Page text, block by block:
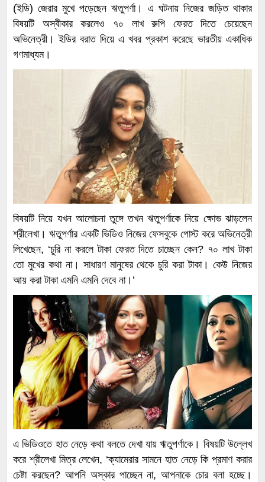
(ইডি) জেরার মুখে পড়েছেন ঋতুপর্ণা। এ ঘটনায় নিজের জড়িত থাকার
বিষয়টি অস্বীকার করলেও ৭০ লাখ রুপি ফেরত দিতে চেয়েছেন
অভিনেত্রী। ইডির বরাত দিয়ে এ খবর প্রকাশ করেছে ভারতীয় একাধিক
গণমাধ্যম।
বিষয়টি নিয়ে যখন আলোচনা তুঙ্গে তখন ঋতুপর্ণাকে নিয়ে ক্ষোভ ঝাড়লেন
শ্রীলেখা। ঋতুপর্ণার একটি ভিডিও নিজের ফেসবুকে পোস্ট করে অভিনেত্রী
লিখেছেন, ‘চুরি না করলে টাকা ফেরত দিতে চাচ্ছেন কেন? ৭০ লাখ টাকা
তো মুখের কথা না। সাধারণ মানুষের থেকে চুরি করা টাকা। কেউ নিজের
আয় করা টাকা এমনি এমনি দেবে না।’
এ ভিডিওতে হাত নেড়ে কথা বলতে দেখা যায় ঋতুপর্ণাকে। বিষয়টি উল্লেখ
করে শ্রীলেখা মিত্র লেখেন, ‘ক্যামেরার সামনে হাত নেড়ে কি প্রমাণ করার
চেষ্টা করছেন? আপনি অস্কার পাচ্ছেন না, আপনাকে চোর বলা হচ্ছে।